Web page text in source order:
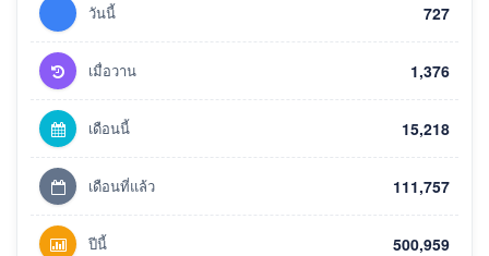
วันนี้ 727
เมื่อวาน 1,376
เดือนนี้ 15,218
เดือนที่แล้ว 111,757
ปีนี้ 500,959